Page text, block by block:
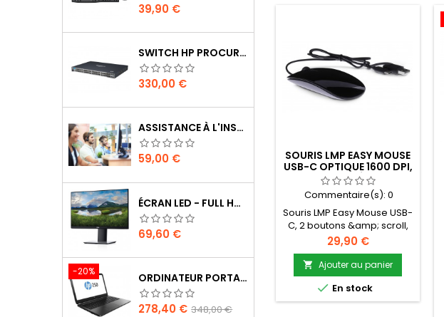
Prix
39,90 €
SWITCH HP PROCURVE 2510G-48, 48 PORTS GIGABIT
Prix
330,00 €
ASSISTANCE À L'INSTALLATION (À DISTANCE)
Prix
59,00 €
ÉCRAN LED - FULL HD (1080P) - 22" DELL
Prix
69,60 €
-20% ORDINATEUR PORTABLE HP 250 G5
Prix
278,40 € Prix
348,00 €
SOURIS LMP EASY MOUSE
USB-C OPTIQUE 1600 DPI,
GRIS SIDÉRAL
COMPATIBLE MAC
Commentaire(s): 0
Souris LMP Easy Mouse USB-
C, 2 boutons &amp; scroll,
optique 1600 dpi, Gris
sidéral compatible MAC
Prix
29,90 €
 Ajouter au panier
 En stock